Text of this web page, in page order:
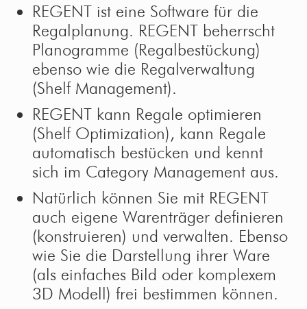
REGENT ist eine Software für die
Regalplanung. REGENT beherrscht
Planogramme (Regalbestückung)
ebenso wie die Regalverwaltung
(Shelf Management).
REGENT kann Regale optimieren
(Shelf Optimization), kann Regale
automatisch bestücken und kennt
sich im Category Management aus.
Natürlich können Sie mit REGENT
auch eigene Warenträger definieren
(konstruieren) und verwalten. Ebenso
wie Sie die Darstellung ihrer Ware
(als einfaches Bild oder komplexem
3D Modell) frei bestimmen können.